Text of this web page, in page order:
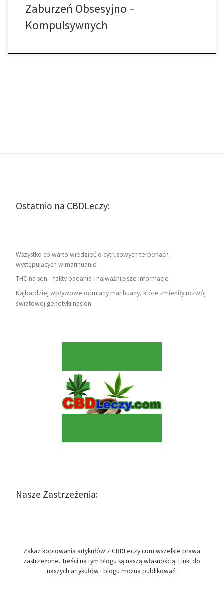
Zaburzeń Obsesyjno –
Kompulsywnych
Ostatnio na CBDLeczy:
Wszystko co warto wiedzieć o cytrusowych terpenach
występujących w marihuanie
THC na sen – fakty badania i najważniejsze informacje
Najbardziej wpływowe odmiany marihuany, które zmieniły rozwój
światowej genetyki nasion
Nasze Zastrzeżenia:
Zakaz kopiowania artykułów z CBDLeczy.com wszelkie prawa
zastrzeżone. Treści na tym blogu są naszą własnością. Linki do
naszych artykułów i blogu można publikować.